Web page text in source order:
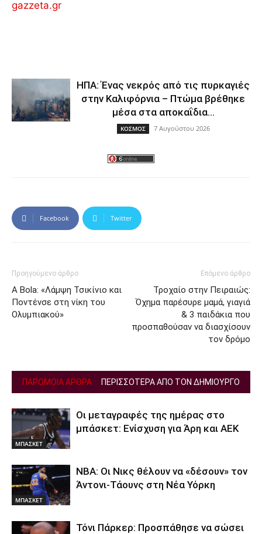
gazzeta.gr
ΗΠΑ: Ένας νεκρός από τις πυρκαγιές
στην Καλιφόρνια – Πτώμα βρέθηκε
μέσα στα αποκαΐδια...
ΚΟΣΜΟΣ 7 Αυγούστου 2026
Facebook Twitter
Προηγούμενο άρθρο
A Bola: «Λάμψη Τσικίνιο και
Ποντένσε στη νίκη του
Ολυμπιακού»
Επόμενο άρθρο
Τροχαίο στην Πειραιώς:
Όχημα παρέσυρε μαμά, γιαγιά
& 3 παιδάκια που
προσπαθούσαν να διασχίσουν
τον δρόμο
ΠΑΡΟΜΟΙΑ ΑΡΘΡΑ ΠΕΡΙΣΣΟΤΕΡΑ ΑΠΟ ΤΟΝ ΔΗΜΙΟΥΡΓΟ
ΜΠΑΣΚΕΤ
Οι μεταγραφές της ημέρας στο
μπάσκετ: Ενίσχυση για Άρη και ΑΕΚ
ΜΠΑΣΚΕΤ
NBA: Οι Νικς θέλουν να «δέσουν» τον
Άντονι-Τάουνς στη Νέα Υόρκη
Τόνι Πάρκερ: Προσπάθησε να σώσει